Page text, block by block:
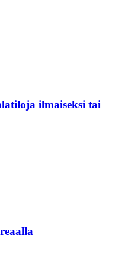
ilmaiseksi tai